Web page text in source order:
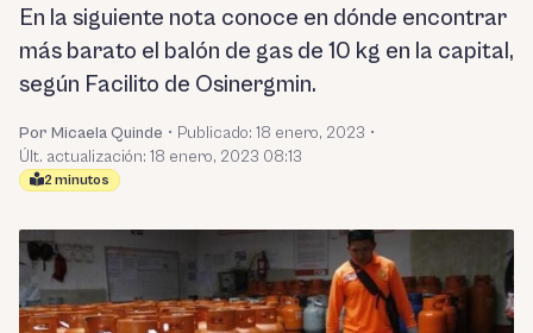
En la siguiente nota conoce en dónde encontrar
más barato el balón de gas de 10 kg en la capital,
según Facilito de Osinergmin.
Por Micaela Quinde • Publicado: 18 enero, 2023 •
Últ. actualización: 18 enero, 2023 08:13
2 minutos